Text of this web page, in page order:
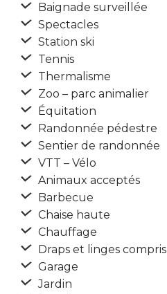
Baignade surveillée
Spectacles
Station ski
Tennis
Thermalisme
Zoo – parc animalier
Équitation
Randonnée pédestre
Sentier de randonnée
VTT – Vélo
Animaux acceptés
Barbecue
Chaise haute
Chauffage
Draps et linges compris
Garage
Jardin